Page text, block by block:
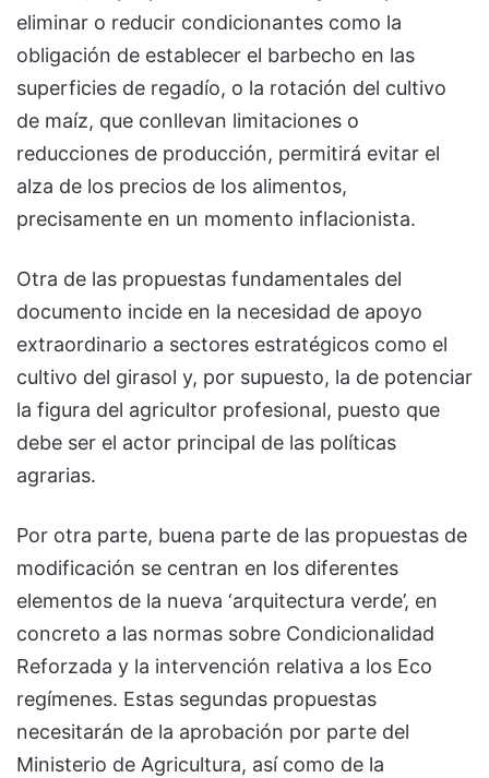
eliminar o reducir condicionantes como la
obligación de establecer el barbecho en las
superficies de regadío, o la rotación del cultivo
de maíz, que conllevan limitaciones o
reducciones de producción, permitirá evitar el
alza de los precios de los alimentos,
precisamente en un momento inflacionista.
Otra de las propuestas fundamentales del
documento incide en la necesidad de apoyo
extraordinario a sectores estratégicos como el
cultivo del girasol y, por supuesto, la de potenciar
la figura del agricultor profesional, puesto que
debe ser el actor principal de las políticas
agrarias.
Por otra parte, buena parte de las propuestas de
modificación se centran en los diferentes
elementos de la nueva ‘arquitectura verde’, en
concreto a las normas sobre Condicionalidad
Reforzada y la intervención relativa a los Eco
regímenes. Estas segundas propuestas
necesitarán de la aprobación por parte del
Ministerio de Agricultura, así como de la